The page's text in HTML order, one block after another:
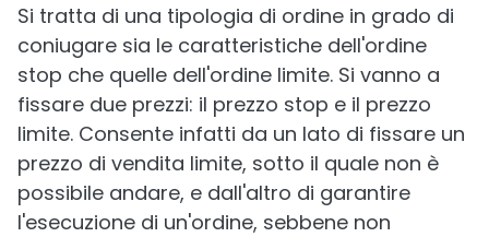
Si tratta di una tipologia di ordine in grado di
coniugare sia le caratteristiche dell'ordine
stop che quelle dell'ordine limite. Si vanno a
fissare due prezzi: il prezzo stop e il prezzo
limite. Consente infatti da un lato di fissare un
prezzo di vendita limite, sotto il quale non è
possibile andare, e dall'altro di garantire
l'esecuzione di un'ordine, sebbene non